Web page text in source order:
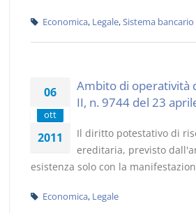
Economica, Legale,Sistema bancario
06
ott
2011
Ambito di operatività
II, n. 9744 del 23
Il diritto potestativo di
ereditaria, previsto
esistenza solo con la
Economica, Legale